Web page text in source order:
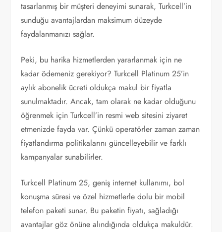
tasarlanmış bir müşteri deneyimi sunarak, Turkcell’in
sunduğu avantajlardan maksimum düzeyde
faydalanmanızı sağlar.
Peki, bu harika hizmetlerden yararlanmak için ne
kadar ödemeniz gerekiyor? Turkcell Platinum 25’in
aylık abonelik ücreti oldukça makul bir fiyatla
sunulmaktadır. Ancak, tam olarak ne kadar olduğunu
öğrenmek için Turkcell’in resmi web sitesini ziyaret
etmenizde fayda var. Çünkü operatörler zaman zaman
fiyatlandırma politikalarını güncelleyebilir ve farklı
kampanyalar sunabilirler.
Turkcell Platinum 25, geniş internet kullanımı, bol
konuşma süresi ve özel hizmetlerle dolu bir mobil
telefon paketi sunar. Bu paketin fiyatı, sağladığı
avantajlar göz önüne alındığında oldukça makuldür.